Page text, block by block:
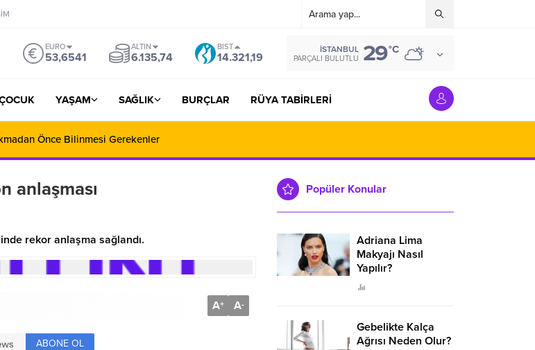
EURO
53,6541
ALTIN
6.135,74
BIST
14.321,19
İSTANBUL
PARÇALI BULUTLU 29°C
YAŞAM SAĞLIK BURÇLAR RÜYA TABİRLERİ
Önce Bilinmesi Gerekenler
anlaşması
rekor anlaşma sağlandı.
A+ A-
ABONE OL
Popüler Konular
Adriana Lima
Makyajı Nasıl
Yapılır?
Gebelikte Kalça
Ağrısı Neden Olur?